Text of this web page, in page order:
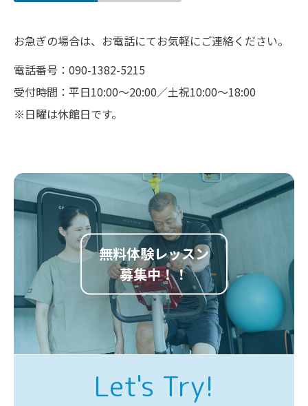
お急ぎの場合は、お電話にてお気軽にご連絡ください。
電話番号：090-1382-5215
受付時間：平日10:00〜20:00／土祝10:00〜18:00
※日曜は休館日です。
無料体験レッスン
募集中！！
Let's Try!